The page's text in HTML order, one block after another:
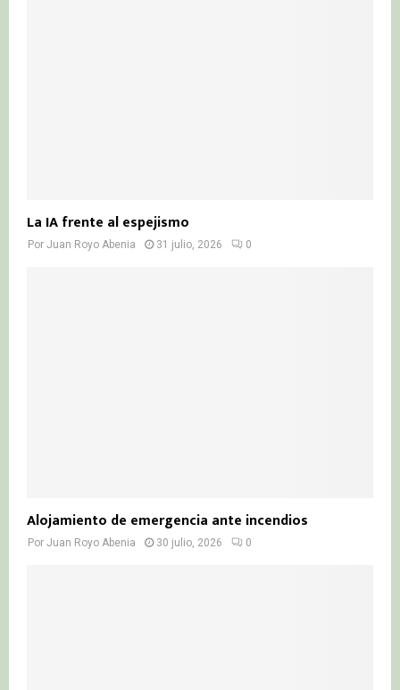
La IA frente al espejismo
Por Juan Royo Abenia 31 julio, 2026 0
Alojamiento de emergencia ante incendios
Por Juan Royo Abenia 30 julio, 2026 0